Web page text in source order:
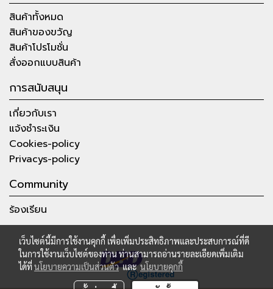
สินค้าทั้งหมด
สินค้าของขวัญ
สินค้าโปรโมชั่น
สั่งออกแบบสินค้า
การสนับสนุน
เกี่ยวกับเรา
แจ้งชำระเงิน
Cookies-policy
Privacys-policy
Community
ร้องเรียน
เว็บไซต์นี้มีการใช้งานคุกกี้ เพื่อเพิ่มประสิทธิภาพและประสบการณ์ที่ดี
ในการใช้งานเว็บไซต์ของท่าน ท่านสามารถอ่านรายละเอียดเพิ่มเติม
ได้ที่นโยบายความเป็นส่วนตัวและนโยบายคุกกี้